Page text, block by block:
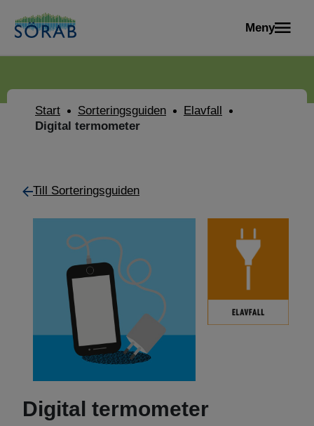
Meny
Start Sorteringsguiden
Elavfall
Digital termometer
Till Sorteringsguiden
Digital termometer